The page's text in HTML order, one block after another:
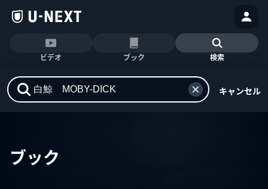
ビデオ ブック 検索
キャンセル
ブック